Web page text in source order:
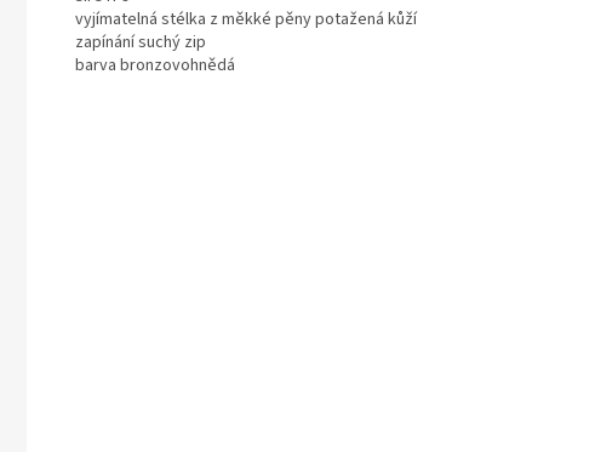
vyjímatelná stélka z měkké pěny potažená kůží
zapínání suchý zip
barva bronzovohnědá